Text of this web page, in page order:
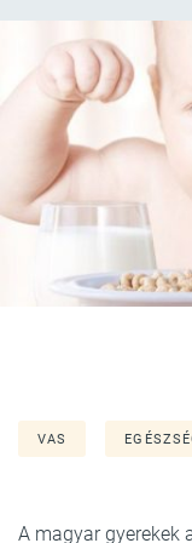
VAS
A magyar gyerekek